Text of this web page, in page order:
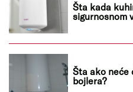
Šta kada
sigurnosnom
Šta ako neće
bojlera?